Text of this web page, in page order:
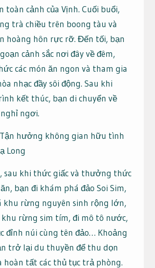
toàn cảnh của Vịnh. Cuối buổi,
trà chiều trên boong tàu và
hoàng hôn rực rỡ. Đến tối, bạn
cảnh sắc nơi đây về đêm,
các món ăn ngon và tham gia
nhạc đầy sôi động. Sau khi
kết thúc, bạn di chuyển về
ngơi.
hưởng không gian hữu tình
Long
sau khi thức giấc và thưởng thức
bạn đi khám phá đảo Soi Sim,
khu rừng nguyên sinh rộng lớn,
khu rừng sim tím, đi mô tô nước,
đỉnh núi cùng tên đảo… Khoảng
trở lại du thuyền để thu dọn
hoàn tất các thủ tục trả phòng.